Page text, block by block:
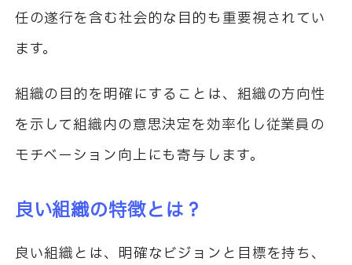
任の遂行を含む社会的な目的も重要視されてい
ます。
組織の目的を明確にすることは、組織の方向性
を示して組織内の意思決定を効率化し従業員の
モチベーション向上にも寄与します。
良い組織の特徴とは？
良い組織とは、明確なビジョンと目標を持ち、